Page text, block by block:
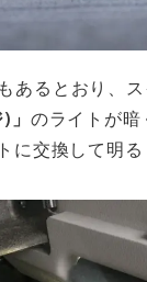
あるとおり、
のライトが暗
に交換して明る